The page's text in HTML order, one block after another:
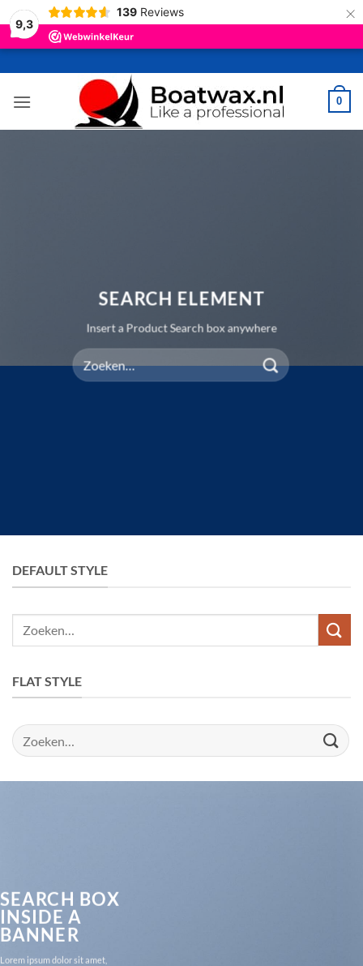
9,3
139 Reviews ×
naar
inhoud
0
SEARCH ELEMENT
Insert a Product Search box anywhere
Zoeken
naar:
DEFAULT STYLE
FLAT STYLE
Zoeken
naar:
SEARCH BOX
INSIDE A
BANNER
Lorem ipsum dolor sit amet,